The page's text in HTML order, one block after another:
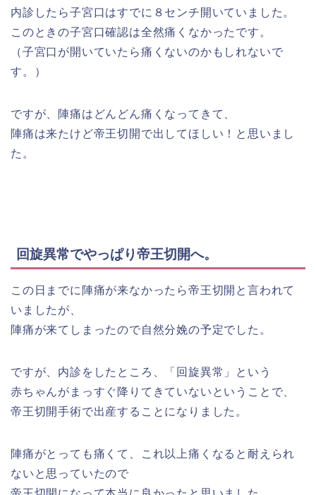
内診したら子宮口はすでに８センチ開いていました。
このときの子宮口確認は全然痛くなかったです。
（子宮口が開いていたら痛くないのかもしれないで
す。）
ですが、陣痛はどんどん痛くなってきて、
陣痛は来たけど帝王切開で出してほしい！と思いまし
た。
回旋異常でやっぱり帝王切開へ。
この日までに陣痛が来なかったら帝王切開と言われて
いましたが、
陣痛が来てしまったので自然分娩の予定でした。
ですが、内診をしたところ、「回旋異常」という
赤ちゃんがまっすぐ降りてきていないということで、
帝王切開手術で出産することになりました。
陣痛がとっても痛くて、これ以上痛くなると耐えられ
ないと思っていたので